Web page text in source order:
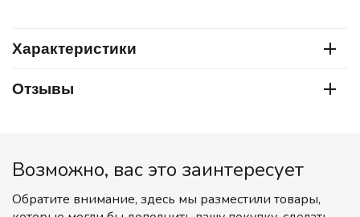
Характеристики
Отзывы
Возможно, вас это заинтересует
Обратите внимание, здесь мы разместили товары,